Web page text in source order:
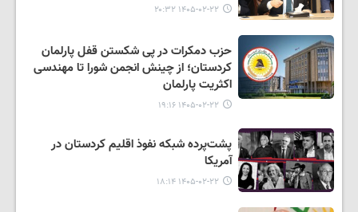
۱۴۰۵-۰۲-۲۲ ۲۰:۳۲
حزب دمکرات در پی شکستن قفل پارلمان
کردستان؛ از چینش انجمن شورا تا مهندسی
اکثریت پارلمان
۱۴۰۵-۰۲-۲۲ ۱۹:۱۶
پشت‌پرده شبکه نفوذ اقلیم کردستان در
آمریکا
۱۴۰۵-۰۲-۲۲ ۱۸:۱۴